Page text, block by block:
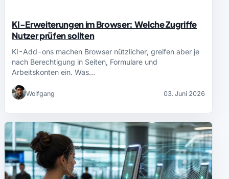
KI-Erweiterungen im Browser: Welche Zugriffe
Nutzer prüfen sollten
KI-Add-ons machen Browser nützlicher, greifen aber je
nach Berechtigung in Seiten, Formulare und
Arbeitskonten ein. Was…
Wolfgang 03. Juni 2026